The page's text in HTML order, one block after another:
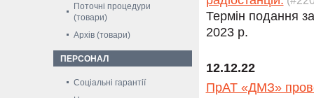
Поточні процедури
(товари)
Архів (товари)
ПЕРСОНАЛ
Соціальні гарантії
Термін подання
2023 р.
12.12.22
ПрАТ «ДМЗ»